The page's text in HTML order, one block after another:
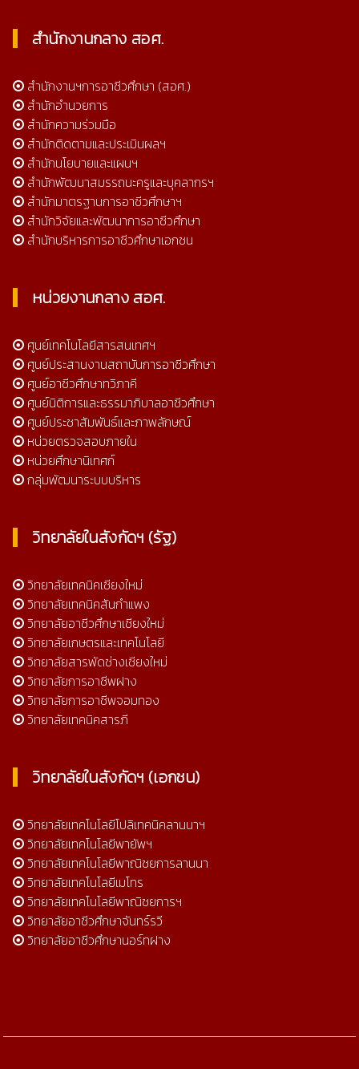
สำนักงานกลาง สอศ.
สำนักงานฯการอาชีวศึกษา (สอศ.)
สำนักอำนวยการ
สำนักความร่วมมือ
สำนักติดตามและประเมินผลฯ
สำนักนโยบายและแผนฯ
สำนักพัฒนาสมรรถนะครูและบุคลากรฯ
สำนักมาตรฐานการอาชีวศึกษาฯ
สำนักวิจัยและพัฒนาการอาชีวศึกษา
สำนักบริหารการอาชีวศึกษาเอกชน
หน่วยงานกลาง สอศ.
ศูนย์เทคโนโลยีสารสนเทศฯ
ศูนย์ประสานงานสถาบันการอาชีวศึกษา
ศูนย์อาชีวศึกษาทวิภาคี
ศูนย์นิติการและธรรมาภิบาลอาชีวศึกษา
ศูนย์ประชาสัมพันธ์และภาพลักษณ์
หน่วยตรวจสอบภายใน
หน่วยศึกษานิเทศก์
กลุ่มพัฒนาระบบบริหาร
วิทยาลัยในสังกัดฯ (รัฐ)
วิทยาลัยเทคนิคเชียงใหม่
วิทยาลัยเทคนิคสันกำแพง
วิทยาลัยอาชีวศึกษาเชียงใหม่
วิทยาลัยเกษตรและเทคโนโลยี
วิทยาลัยสารพัดช่างเชียงใหม่
วิทยาลัยการอาชีพฝาง
วิทยาลัยการอาชีพจอมทอง
วิทยาลัยเทคนิคสารภี
วิทยาลัยในสังกัดฯ (เอกชน)
วิทยาลัยเทคโนโลยีโปลิเทคนิคลานนาฯ
วิทยาลัยเทคโนโลยีพายัพฯ
วิทยาลัยเทคโนโลยีพาณิชยการลานนา
วิทยาลัยเทคโนโลยีเมโทร
วิทยาลัยเทคโนโลยีพาณิชยการฯ
วิทยาลัยอาชีวศึกษาจันทร์รวี
วิทยาลัยอาชีวศึกษานอร์ทฝาง